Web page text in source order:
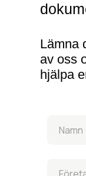
Lämna
av oss
hjälpa